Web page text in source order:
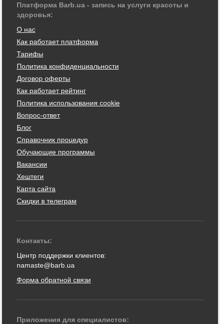
Платформа Barb.ua - запись на услуги красоты и
здоровья:
О нас
Как работает платформа
Тарифы
Политика конфиденциальности
Договор оферты
Как работает рейтинг
Политика использования cookie
Вопрос-ответ
Блог
Справочник процедур
Обучающие программы
Вакансии
Хештеги
Карта сайта
Скидки в телеграм
Контакты:
Центр поддержки клиентов:
namaste@barb.ua
Форма обратной связи
Приложения для специалистов: